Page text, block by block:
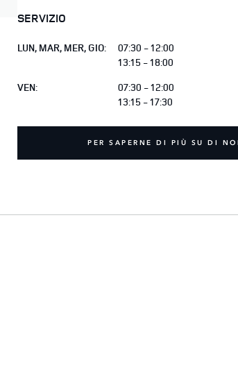
SERVIZIO
LUN, MAR, MER,GIO:
07:30 - 12:00
13:15 - 18:00
VEN:
07:30 - 12:00
13:15 - 17:30
PER SAPERNE DI PIÙ SU DI NOI